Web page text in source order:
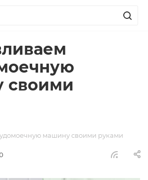
своими
машину своими руками